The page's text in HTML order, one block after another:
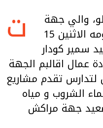
ت والي جهة
مراكش آسفي بعد زوال يومه الاثنين 15
سمير كودار
عمال اقالبم الجهة
لتدارس تقدم مشاريع
الشروب و مياه
2027 على صعيد جهة مراكش